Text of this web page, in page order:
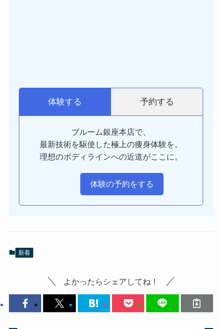
体験する 予約する
ブルーム銀座本店で、
最新技術を駆使した極上の痩身体験を。
理想のボディラインへの近道がここに。
体験の予約をする
新着
よかったらシェアしてね！